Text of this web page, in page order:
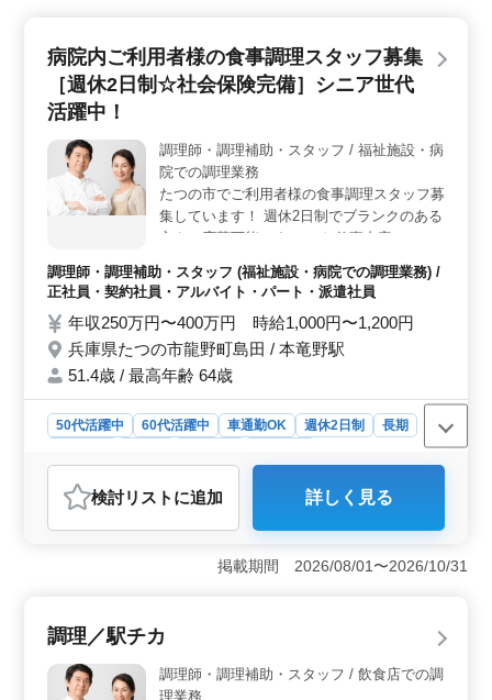
方を求める方に最適です。 ＜働きやすい環境＞ 週
休2日制で、車通勤が可能な点も魅力。調理経験3年以上
ある方であれば、スキルを活かして即戦力として活躍で
きます。
病院内ご利用者様の食事調理スタッフ募集
［週休2日制☆社会保険完備］シニア世代
活躍中！
調理師・調理補助・スタッフ / 福祉施設・病
院での調理業務
たつの市でご利用者様の食事調理スタッフ募
集しています！ 週休2日制でブランクのある
方もご応募可能です！ 〜お仕事内容〜 ＊調
・週休2日制 ・社会保険完備 ・勤務時間応
相談 ・50代、60代の採用実績あり まずお気
軽にお問い合わせください♪
調理師・調理補助・スタッフ (福祉施設・病院での調理業務) /
正社員・契約社員・アルバイト・パート・派遣社員
年収250万円〜400万円 時給1,000円〜1,200円
兵庫県たつの市龍野町島田 / 本竜野駅
51.4歳 / 最高年齢 64歳
50代活躍中 60代活躍中 車通勤OK 週休2日制
長期
調理師・調理補助・スタッフ
おすすめポイント
＜シニア世代活躍中＞ たつの市の病院で食事調理スタ
ッフ募集中。 シニア世代活躍中の職場で、安心のお仕
事です。 ＜多彩な雇用形態＞ 正社員、契約社員、
験者募集＞ 調理経験3年以上の方を募集します。 週休
2日制、社会保険完備など福利厚生面も充実しておりま
す。
検討リスト に追加 詳しく見る
掲載期間 2026/08/01〜2026/10/31
調理／駅チカ
調理師・調理補助・スタッフ / 飲食店での調
理業務